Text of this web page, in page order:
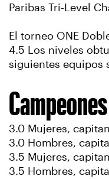
Paribas Tri-Level
El torneo ONE
4.5 Los niveles
siguientes equipos
3.0 Mujeres,
3.0 Hombres,
3.5 Mujeres,
3.5 Hombres,